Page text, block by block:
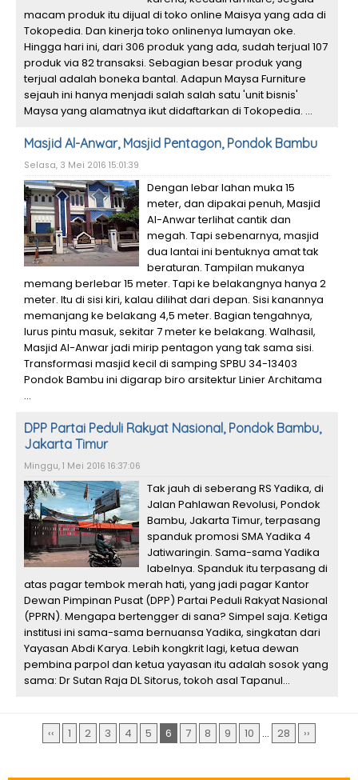
macam produk itu dijual di toko online Maisya yang ada di
Tokopedia. Dan kinerja toko onlinenya lumayan oke.
Hingga hari ini, dari 306 produk yang ada, sudah terjual 107
produk via 82 transaksi. Sebagian besar produk yang
terjual adalah boneka bantal. Adapun Maysa Furniture
sejauh ini hanya menjadi salah salah satu 'unit bisnis'
Maysa yang alamatnya ikut didaftarkan di Tokopedia. ...
Masjid Al-Anwar, Masjid Pentagon, Pondok Bambu
Selasa, 3 Mei 2016 15:01:39
Dengan lebar lahan muka 15
meter, dan dipakai penuh, Masjid
Al-Anwar terlihat cantik dan
megah. Tapi sebenarnya, masjid
dua lantai ini bentuknya amat tak
beraturan. Tampilan mukanya
memang berlebar 15 meter. Tapi ke belakangnya hanya 2
meter. Itu di sisi kiri, kalau dilihat dari depan. Sisi kanannya
memanjang ke belakang 4,5 meter. Bagian tengahnya,
lurus pintu masuk, sekitar 7 meter ke belakang. Walhasil,
Masjid Al-Anwar jadi mirip pentagon yang tak sama sisi.
Transformasi masjid kecil di samping SPBU 34-13403
Pondok Bambu ini digarap biro arsitektur Linier Architama
...
DPP Partai Peduli Rakyat Nasional, Pondok Bambu,
Jakarta Timur
Minggu, 1 Mei 2016 16:37:06
Tak jauh di seberang RS Yadika, di
Jalan Pahlawan Revolusi, Pondok
Bambu, Jakarta Timur, terpasang
spanduk promosi SMA Yadika 4
Jatiwaringin. Sama-sama Yadika
labelnya. Spanduk itu terpasang di
atas pagar tembok merah hati, yang jadi pagar Kantor
Dewan Pimpinan Pusat (DPP) Partai Peduli Rakyat Nasional
(PPRN). Mengapa bertengger di sana? Simpel saja. Ketiga
institusi ini sama-sama bernuansa Yadika, singkatan dari
Yayasan Abdi Karya. Lebih kongkrit lagi, ketua dewan
pembina parpol dan ketua yayasan itu adalah sosok yang
sama: Dr Sutan Raja DL Sitorus, tokoh asal Tapanul...
‹‹ 1 2 3 4 5 6 7 8 9 10 ... 28 ››